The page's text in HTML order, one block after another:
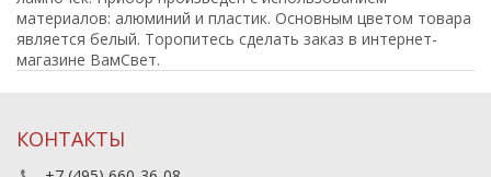
материалов: алюминий и пластик. Основным цветом товара
является белый. Торопитесь сделать заказ в интернет-
магазине ВамСвет.
КОНТАКТЫ